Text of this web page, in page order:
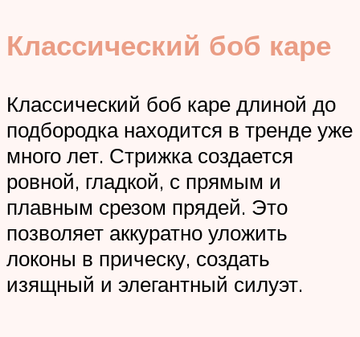
Классический боб каре
Классический боб каре длиной до
подбородка находится в тренде уже
много лет. Стрижка создается
ровной, гладкой, с прямым и
плавным срезом прядей. Это
позволяет аккуратно уложить
локоны в прическу, создать
изящный и элегантный силуэт.